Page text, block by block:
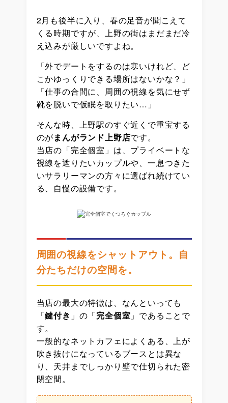
2月も後半に入り、春の足音が聞こえて
くる時期ですが、上野の街はまだまだ冷
え込みが厳しいですよね。
「外でデートをするのは寒いけれど、ど
こかゆっくりできる場所はないかな？」
「仕事の合間に、周囲の視線を気にせず
靴を脱いで仮眠を取りたい…」
そんな時、上野駅のすぐ近くで重宝する
のがまんがランド上野店です。
当店の「完全個室」は、プライベートな
視線を遮りたいカップルや、一息つきた
いサラリーマンの方々に選ばれ続けてい
る、自慢の設備です。
周囲の視線をシャットアウト。自
分たちだけの空間を。
当店の最大の特徴は、なんといっても
「鍵付き 」の「完全個室 」であることで
す。
一般的なネットカフェによくある、上が
吹き抜けになっているブースとは異な
り、天井までしっかり壁で仕切られた密
閉空間。